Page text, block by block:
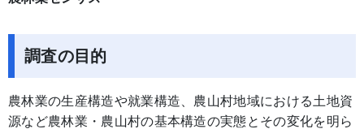
調査の目的
農林業の生産構造や就業構造、農山村地域における土地資
源など農林業・農山村の基本構造の実態とその変化を明ら